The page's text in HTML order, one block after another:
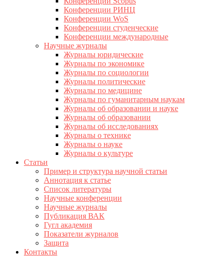
Конференции РИНЦ
Конференции WoS
Конференции студенческие
Конференции международные
Научные журналы
Журналы юридические
Журналы по экономике
Журналы по социологии
Журналы политические
Журналы по медицине
Журналы по гуманитарным наукам
Журналы об образовании и науке
Журналы об образовании
Журналы об исследованиях
Журналы о технике
Журналы о науке
Журналы о культуре
Статьи
Пример и структура научной статьи
Аннотация к статье
Список литературы
Научные конференции
Научные журналы
Публикация ВАК
Гугл академия
Показатели журналов
Защита
Контакты